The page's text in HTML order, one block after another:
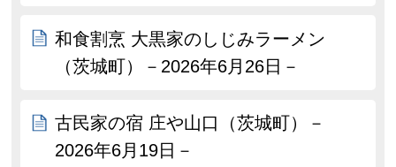
和食割烹 大黒家のしじみラーメン
（茨城町）－2026年6月26日－
古民家の宿 庄や山口（茨城町）－
2026年6月19日－